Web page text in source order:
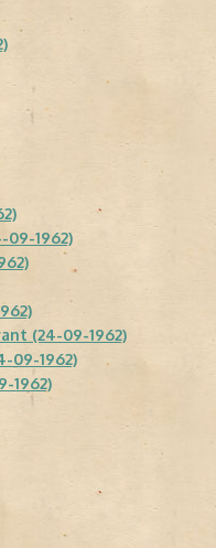
09-1962)
(24-09-1962)
09-1962)
1962)